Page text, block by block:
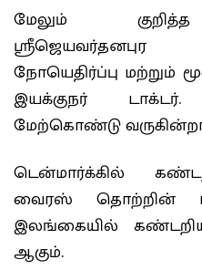
மேலும்
நோயெதிர்ப்பு மற்றும்
இயக்குநர்
மேற்கொண்டு
டென்மார்க்கில்
வைரஸ் தொற்றின்
இலங்கையில்
ஆகும்.